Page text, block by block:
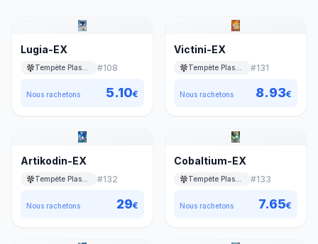
Lugia-EX
#108
Nous rachetons 5.10€
Victini-EX
#131
Nous rachetons 8.93€
Artikodin-EX
#132
Nous rachetons 29€
Cobaltium-EX
#133
Nous rachetons 7.65€